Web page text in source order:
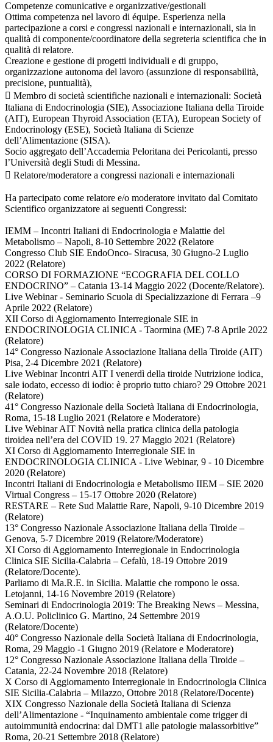
Competenze comunicative e organizzative/gestionali
Ottima competenza nel lavoro di équipe. Esperienza nella
partecipazione a corsi e congressi nazionali e internazionali, sia in
qualità di componente/coordinatore della segreteria scientifica che in
qualità di relatore.
Creazione e gestione di progetti individuali e di gruppo,
organizzazione autonoma del lavoro (assunzione di responsabilità,
precisione, puntualità),
 Membro di società scientifiche nazionali e internazionali: Società
Italiana di Endocrinologia (SIE), Associazione Italiana della Tiroide
(AIT), European Thyroid Association (ETA), European Society of
Endocrinology (ESE), Società Italiana di Scienze
dell’Alimentazione (SISA).
Socio aggregato dell’Accademia Peloritana dei Pericolanti, presso
l’Università degli Studi di Messina.
 Relatore/moderatore a congressi nazionali e internazionali
Ha partecipato come relatore e/o moderatore invitato dal Comitato
Scientifico organizzatore ai seguenti Congressi:
IEMM – Incontri Italiani di Endocrinologia e Malattie del
Metabolismo – Napoli, 8-10 Settembre 2022 (Relatore
Congresso Club SIE EndoOnco- Siracusa, 30 Giugno-2 Luglio
2022 (Relatore)
CORSO DI FORMAZIONE “ECOGRAFIA DEL COLLO
ENDOCRINO” – Catania 13-14 Maggio 2022 (Docente/Relatore).
Live Webinar - Seminario Scuola di Specializzazione di Ferrara –9
Aprile 2022 (Relatore)
XII Corso di Aggiornamento Interregionale SIE in
ENDOCRINOLOGIA CLINICA - Taormina (ME) 7-8 Aprile 2022
(Relatore)
14° Congresso Nazionale Associazione Italiana della Tiroide (AIT)
Pisa, 2-4 Dicembre 2021 (Relatore)
Live Webinar Incontri AIT I venerdì della tiroide Nutrizione iodica,
sale iodato, eccesso di iodio: è proprio tutto chiaro? 29 Ottobre 2021
(Relatore)
41° Congresso Nazionale della Società Italiana di Endocrinologia,
Roma, 15-18 Luglio 2021 (Relatore e Moderatore)
Live Webinar AIT Novità nella pratica clinica della patologia
tiroidea nell’era del COVID 19. 27 Maggio 2021 (Relatore)
XI Corso di Aggiornamento Interregionale SIE in
ENDOCRINOLOGIA CLINICA - Live Webinar, 9 - 10 Dicembre
2020 (Relatore)
Incontri Italiani di Endocrinologia e Metabolismo IIEM – SIE 2020
Virtual Congress – 15-17 Ottobre 2020 (Relatore)
RESTARE – Rete Sud Malattie Rare, Napoli, 9-10 Dicembre 2019
(Relatore)
13° Congresso Nazionale Associazione Italiana della Tiroide –
Genova, 5-7 Dicembre 2019 (Relatore/Moderatore)
XI Corso di Aggiornamento Interregionale in Endocrinologia
Clinica SIE Sicilia-Calabria – Cefalù, 18-19 Ottobre 2019
(Relatore/Docente).
Parliamo di Ma.R.E. in Sicilia. Malattie che rompono le ossa.
Letojanni, 14-16 Novembre 2019 (Relatore)
Seminari di Endocrinologia 2019: The Breaking News – Messina,
A.O.U. Policlinico G. Martino, 24 Settembre 2019
(Relatore/Docente)
40° Congresso Nazionale della Società Italiana di Endocrinologia,
Roma, 29 Maggio -1 Giugno 2019 (Relatore e Moderatore)
12° Congresso Nazionale Associazione Italiana della Tiroide –
Catania, 22-24 Novembre 2018 (Relatore)
X Corso di Aggiornamento Interregionale in Endocrinologia Clinica
SIE Sicilia-Calabria – Milazzo, Ottobre 2018 (Relatore/Docente)
XIX Congresso Nazionale della Società Italiana di Scienza
dell’Alimentazione - “Inquinamento ambientale come trigger di
autoimmunità endocrina: dal DMT1 alle patologie malassorbitive”
Roma, 20-21 Settembre 2018 (Relatore)